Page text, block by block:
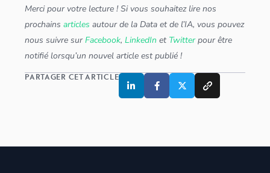
Merci pour votre lecture ! Si vous souhaitez lire nos
prochainsarticles autour de la Data et de l’IA, vous pouvez
nous suivre surFacebook,LinkedIn et Twitterpour être
notifié lorsqu’un nouvel article est publié !
PARTAGER CET ARTICLE